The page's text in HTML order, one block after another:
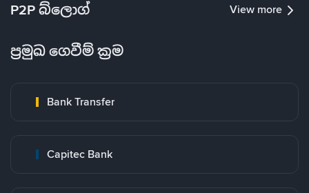
P2P බ්ලොග් View more
ප්‍රමුඛ ගෙවීම් ක්‍රම
Bank Transfer
Capitec Bank